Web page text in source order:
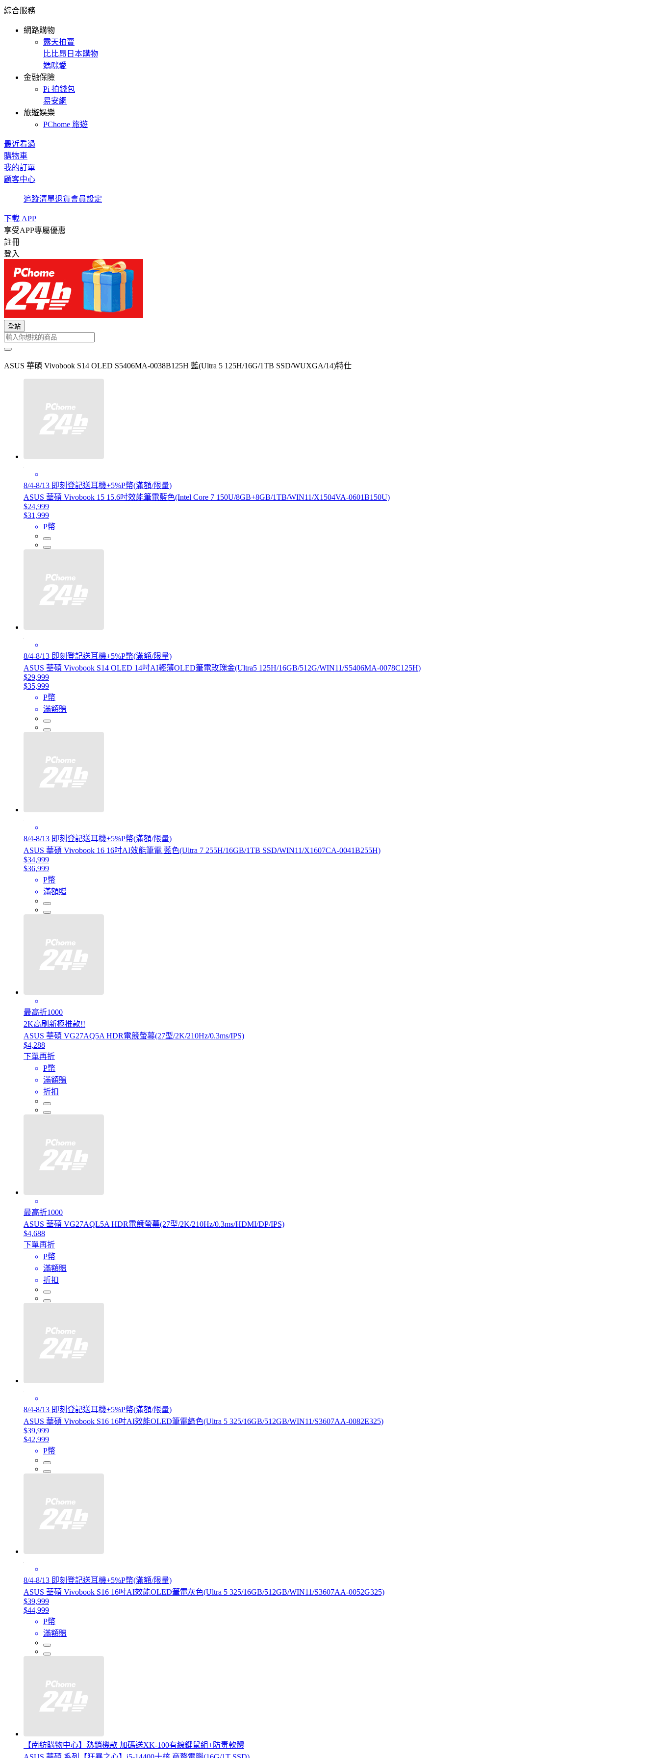
綜合服務
網路購物
露天拍賣
比比昂日本購物
媽咪愛
金融保險
Pi 拍錢包
易安網
旅遊娛樂
PChome 旅遊
最近看過
購物車
我的訂單
顧客中心
追蹤清單退貨會員設定
下載 APP
享受APP專屬優惠
註冊
登入
全站
ASUS 華碩 Vivobook S14 OLED S5406MA-0038B125H 藍(Ultra 5 125H/16G/1TB SSD/WUXGA/14)特仕
8/4-8/13 即刻登記送耳機+5%P幣(滿額/限量)
ASUS 華碩 Vivobook 15 15.6吋效能筆電藍色(Intel Core 7 150U/8GB+8GB/1TB/WIN11/X1504VA-0601B150U)
$24,999
$31,999
P幣
8/4-8/13 即刻登記送耳機+5%P幣(滿額/限量)
ASUS 華碩 Vivobook S14 OLED 14吋AI輕薄OLED筆電玫瑰金(Ultra5 125H/16GB/512G/WIN11/S5406MA-0078C125H)
$29,999
$35,999
P幣
滿額贈
8/4-8/13 即刻登記送耳機+5%P幣(滿額/限量)
ASUS 華碩 Vivobook 16 16吋AI效能筆電 藍色(Ultra 7 255H/16GB/1TB SSD/WIN11/X1607CA-0041B255H)
$34,999
$36,999
P幣
滿額贈
最高折1000
2K高刷新極推款!!
ASUS 華碩 VG27AQ5A HDR電競螢幕(27型/2K/210Hz/0.3ms/IPS)
$4,288
下單再折
P幣
滿額贈
折扣
最高折1000
ASUS 華碩 VG27AQL5A HDR電競螢幕(27型/2K/210Hz/0.3ms/HDMI/DP/IPS)
$4,688
下單再折
P幣
滿額贈
折扣
8/4-8/13 即刻登記送耳機+5%P幣(滿額/限量)
ASUS 華碩 Vivobook S16 16吋AI效能OLED筆電綠色(Ultra 5 325/16GB/512GB/WIN11/S3607AA-0082E325)
$39,999
$42,999
P幣
8/4-8/13 即刻登記送耳機+5%P幣(滿額/限量)
ASUS 華碩 Vivobook S16 16吋AI效能OLED筆電灰色(Ultra 5 325/16GB/512GB/WIN11/S3607AA-0052G325)
$39,999
$44,999
P幣
滿額贈
【南紡購物中心】熱銷機款 加碼送XK-100有線鍵鼠組+防毒軟體